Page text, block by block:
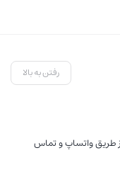
رفتن به بالا
شنبه از طریق واتساپ و تماس